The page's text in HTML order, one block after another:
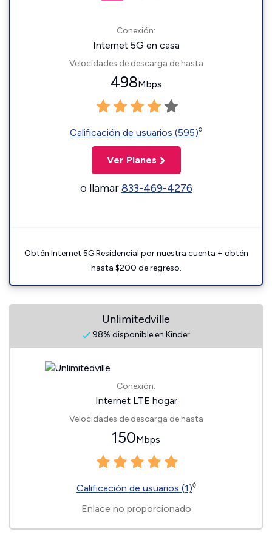
Conexión:
Internet 5G en casa
Velocidades de descarga de hasta
498Mbps
Calificación de usuarios (595)◊
Ver Planes
o llamar833-469-4276
Obtén Internet 5G Residencial por nuestra cuenta + obtén
hasta $200 de regreso.
Unlimitedville
98% disponible en Kinder
Conexión:
Internet LTE hogar
Velocidades de descarga de hasta
150Mbps
Calificación de usuarios (1)◊
Enlace no proporcionado